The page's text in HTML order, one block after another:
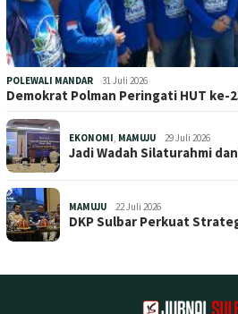
POLEWALI MANDAR 31 Juli 2026
Demokrat Polman Peringati HUT ke-
EKONOMI, MAMUJU 29 Juli 2026
Jadi Wadah Silaturahmi
MAMUJU 22 Juli 2026
DKP Sulbar Perkuat